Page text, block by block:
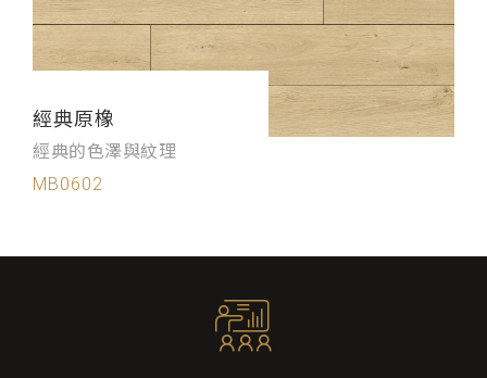
經典原橡
經典的色澤與紋理
MB0602